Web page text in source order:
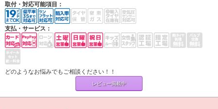
取付・対応可能項目：
支払・サービス：
どのようなお悩みでもご相談ください！！
レビュー掲載中